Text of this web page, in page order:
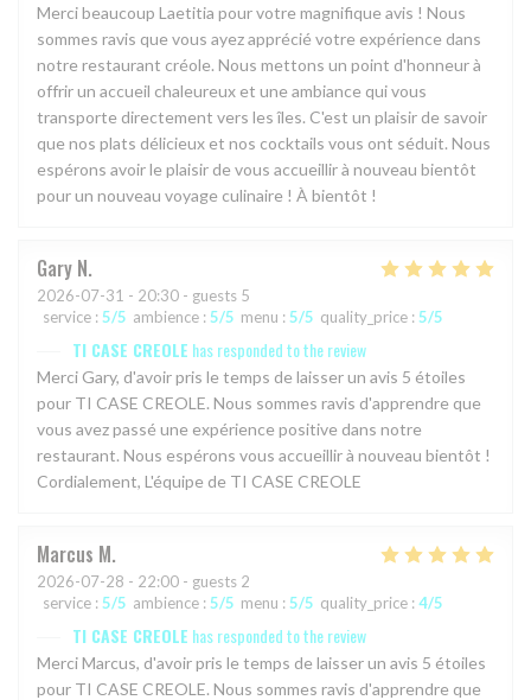
Merci beaucoup Laetitia pour votre magnifique avis ! Nous
sommes ravis que vous ayez apprécié votre expérience dans
notre restaurant créole. Nous mettons un point d'honneur à
offrir un accueil chaleureux et une ambiance qui vous
transporte directement vers les îles. C'est un plaisir de savoir
que nos plats délicieux et nos cocktails vous ont séduit. Nous
espérons avoir le plaisir de vous accueillir à nouveau bientôt
pour un nouveau voyage culinaire ! À bientôt !
Gary N
2026-07-31 - 20:30 - guests 5
service : 5/5 ambience : 5/5 menu : 5/5 quality_price : 5/5
TI CASE CREOLE has responded to the review
Merci Gary, d'avoir pris le temps de laisser un avis 5 étoiles
pour TI CASE CREOLE. Nous sommes ravis d'apprendre que
vous avez passé une expérience positive dans notre
restaurant. Nous espérons vous accueillir à nouveau bientôt !
Cordialement, L'équipe de TI CASE CREOLE
Marcus M
2026-07-28 - 22:00 - guests 2
service : 5/5 ambience : 5/5 menu : 5/5 quality_price : 4/5
TI CASE CREOLE has responded to the review
Merci Marcus, d'avoir pris le temps de laisser un avis 5 étoiles
pour TI CASE CREOLE. Nous sommes ravis d'apprendre que